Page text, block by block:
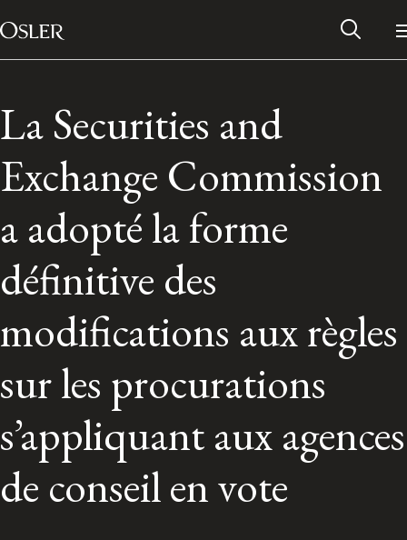
Passer au contenu
Main Navigation
Réseau des anciens d’Osler
Contactez-nous
S’abonner aux articles Osler
La Securities and
Exchange Commission
a adopté la forme
définitive des
modifications aux règles
sur les procurations
s’appliquant aux agences
de conseil en vote